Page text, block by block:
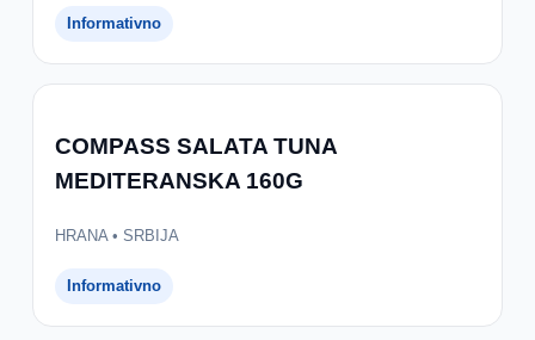
Informativno
COMPASS SALATA TUNA
MEDITERANSKA 160G
HRANA • SRBIJA
Informativno